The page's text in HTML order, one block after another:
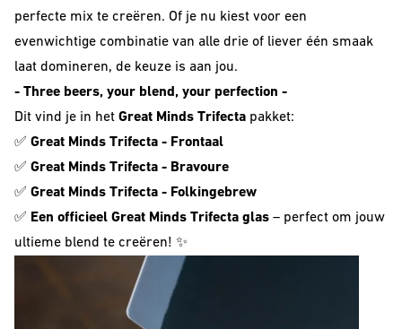
Bokbier
Alcohol Vrij /
Arm
Donkere Bieren
IPA
NEIPA
Sour
perfecte mix te creëren. Of je nu kiest voor een
evenwichtige combinatie van alle drie of liever één smaak
laat domineren, de keuze is aan jou.
- Three beers, your blend, your perfection -
Dit vind je in het Great Minds Trifecta pakket:
✅ Great Minds Trifecta - Frontaal
✅ Great Minds Trifecta - Bravoure
✅ Great Minds Trifecta - Folkingebrew
✅ Een officieel Great Minds Trifecta glas – perfect om jouw
ultieme blend te creëren! ✨